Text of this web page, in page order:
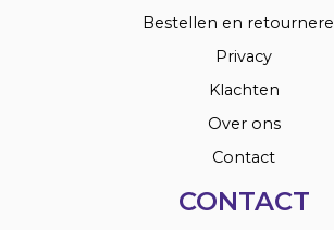
Bestellen en
Privacy
Klachten
Over ons
Contact
CONTACT